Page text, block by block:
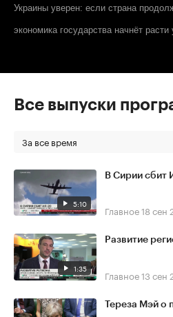
Украины уверен: если страна
экономика государства начнёт
Все выпуски
За все время
5:10
В Сирии сбит
Главное18 сен
1:35
Развитие
Главное13 сен
Тереза Мэй о